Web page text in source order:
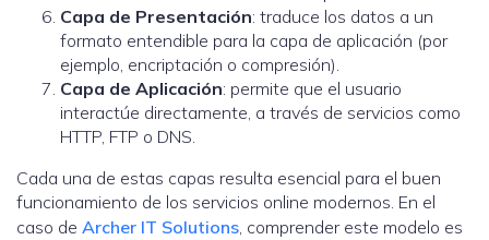
Capa de Presentación: traduce los datos a un
formato entendible para la capa de aplicación (por
ejemplo, encriptación o compresión).
Capa de Aplicación: permite que el usuario
interactúe directamente, a través de servicios como
HTTP, FTP o DNS.
Cada una de estas capas resulta esencial para el buen
funcionamiento de los servicios online modernos. En el
caso de Archer IT Solutions, comprender este modelo es